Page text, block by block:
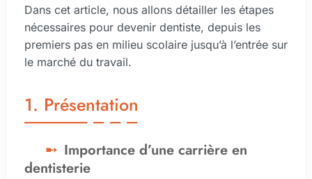
Dans cet article, nous allons détailler les étapes
nécessaires pour devenir dentiste, depuis les
premiers pas en milieu scolaire jusqu’à l’entrée sur
le marché du travail.
1. Présentation
Importance d’une carrière en
dentisterie